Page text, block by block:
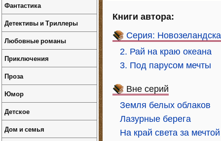
Книги автора:
Серия:
2. Рай на краю океана
3. Под парусом мечты
Вне серий
Земля белых облаков
Лазурные берега
На край света за мечтой
Фантастика
Детективы и Триллеры
Любовные романы
Приключения
Проза
Юмор
Детское
Дом и семья